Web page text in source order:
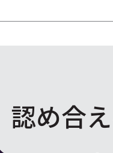
め合え